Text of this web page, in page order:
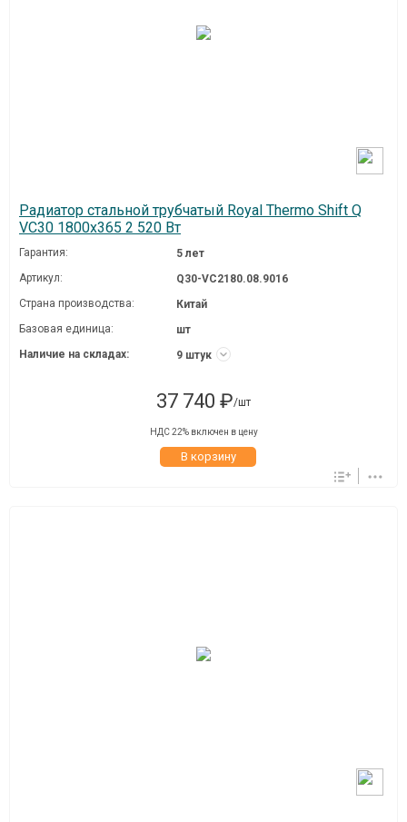
Радиатор стальной трубчатый Royal Thermo Shift Q
VC30 1800x365 2 520 Вт
Гарантия:
5 лет
Артикул:
Q30-VC2180.08.9016
Страна производства:
Китай
Базовая единица:
шт
Наличие на складах:
9 штук
37 740 ₽/шт
НДС 22% включен в цену
В корзину